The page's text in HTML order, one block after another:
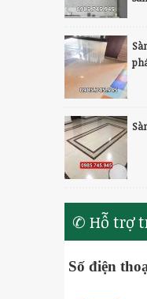
✆ Hỗ trợ
Số điện